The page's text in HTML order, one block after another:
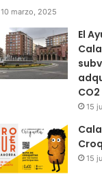
10 marzo, 2025
El
CO2
15
15